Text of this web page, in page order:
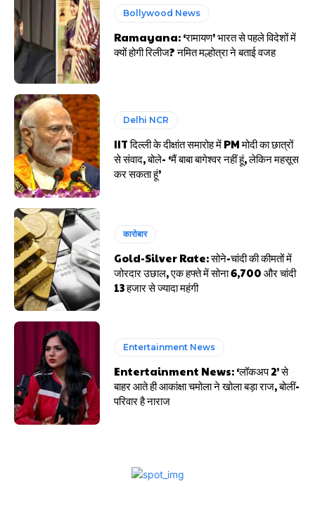
Bollywood News
Ramayana: ‘रामायण’ भारत से पहले विदेशों में
क्यों होगी रिलीज? नमित मल्होत्रा ने बताई वजह
Delhi NCR
IIT दिल्ली के दीक्षांत समारोह में PM मोदी का छात्रों
से संवाद, बोले- ‘मैं बाबा बागेश्वर नहीं हूं, लेकिन महसूस
कर सकता हूं’
कारोबार
Gold-Silver Rate: सोने-चांदी की कीमतों में
जोरदार उछाल, एक हफ्ते में सोना ₹6,700 और चांदी
₹13 हजार से ज्यादा महंगी
Entertainment News
Entertainment News: ‘लॉकअप 2’ से
बाहर आते ही आकांक्षा चमोला ने खोला बड़ा राज, बोलीं-
परिवार है नाराज